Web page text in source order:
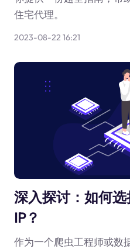
住宅代理。
2023-08-22 16:21
深入探讨：如何
IP？
作为一个爬虫工程师或数